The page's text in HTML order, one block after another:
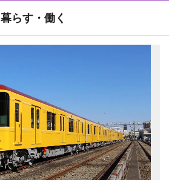
暮らす・働く